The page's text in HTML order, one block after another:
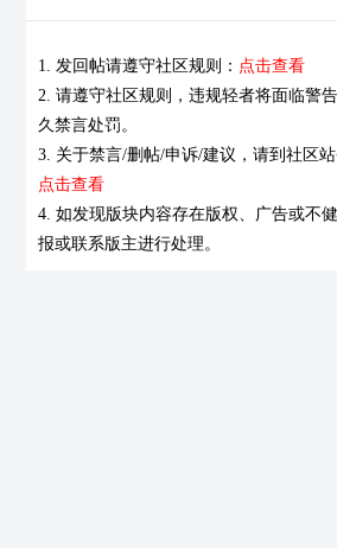
1. 发回帖请遵守社区规则： 点击查看
2. 请遵守社区规则，违规轻者将面临警
久禁言处罚。
3. 关于禁言/删帖/申诉/建议，请到社区站
点击查看
4. 如发现版块内容存在版权、广告或不
报或联系版主进行处理。